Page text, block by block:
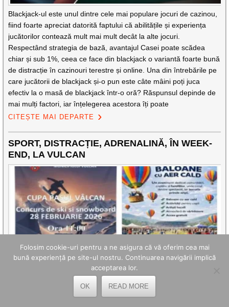
Blackjack-ul este unul dintre cele mai populare jocuri de cazinou,
fiind foarte apreciat datorită faptului că abilitățile și experiența
jucătorilor contează mult mai mult decât la alte jocuri.
Respectând strategia de bază, avantajul Casei poate scădea
chiar și sub 1%, ceea ce face din blackjack o variantă foarte bună
de distracție în cazinouri terestre și online. Una din întrebările pe
care jucătorii de blackjack și-o pun este câte mâini poți juca
efectiv la o masă de blackjack într-o oră? Răspunsul depinde de
mai mulți factori, iar înțelegerea acestora îți poate
CITEȘTE MAI DEPARTE
SPORT, DISTRACȚIE, ADRENALINĂ, ÎN WEEK-
END, LA VULCAN
Se anunță vreme bună pentru finalul acestei acestei săptămâni
care marchează, din punct de vedere calendaristic sfârșitul iernii
Folosim cookie-uri pentru a ne asigura că vă oferim cea mai
bună experiență pe site-ul nostru. Continuarea navigării implică
acceptarea lor.
OK READ MORE